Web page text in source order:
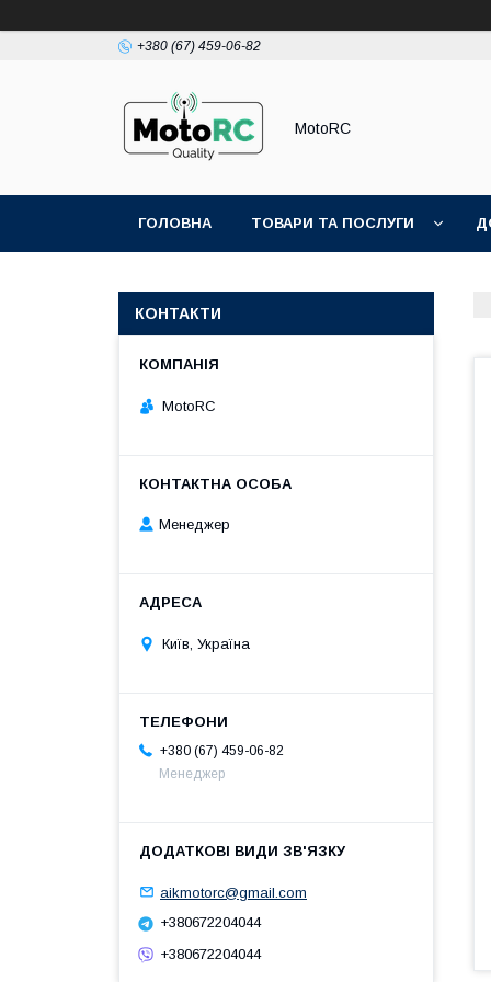
+380 (67) 459-06-82
MotoRC
ГОЛОВНА ТОВАРИ ТА ПОСЛУГИ
КОНТАКТИ
MotoRC
Менеджер
Київ, Україна
+380 (67) 459-06-82
Менеджер
aikmotorc@gmail.com
+380672204044
+380672204044